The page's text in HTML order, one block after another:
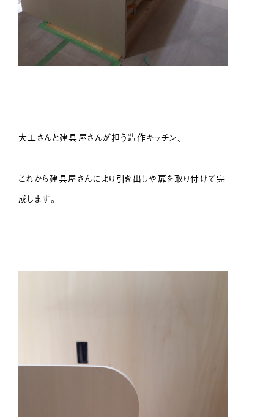
大工さんと建具屋さんが担う造作キッチン、
これから建具屋さんにより引き出しや扉を取り付けて完
成します。